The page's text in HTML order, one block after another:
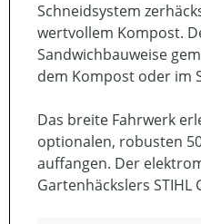
Schneidsystem
wertvollem Kompost.
Sandwichbauweise
dem Kompost oder im
Das breite Fahrwerk
optionalen, robusten
auffangen. Der
Gartenhäckslers STIHL